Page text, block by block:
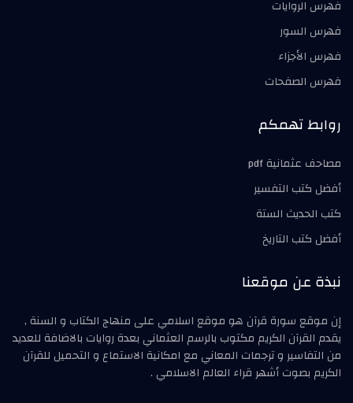
فهرس الروايات
فهرس السور
فهرس الأجزاء
فهرس الصفحات
روابط تهمكم
مصاحف عثمانية pdf
أفضل كتب التفسير
كتب الحديث الستة
أفضل كتب التاريخ
نبذة عن موقعنا
إن موقع سورة قرآن هو موقع اسلامي على منهاج الكتاب و السنة ,
يقدم القرآن الكريم مكتوب بالرسم العثماني بعدة روايات بالاضافة للعديد
من التفاسير و ترجمات المعاني مع امكانية الاستماع و التحميل للقرآن
الكريم بصوت أشهر قراء العالم الاسلامي .